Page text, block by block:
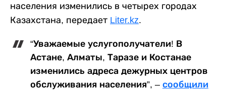
населения изменились в четырех городах
Казахстана, передает Liter.kz.
“Уважаемые услугополучатели! В
Астане, Алматы, Таразе и Костанае
изменились адреса дежурных центров
обслуживания населения”, – сообщили